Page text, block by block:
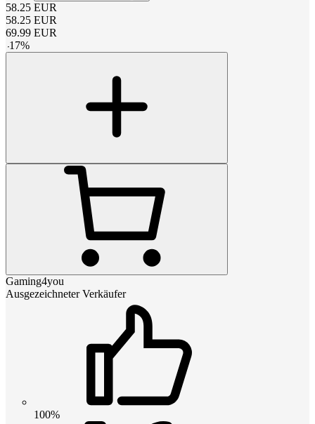
58.25 EUR
58.25 EUR
69.99 EUR
-17%
Gaming4you
Ausgezeichneter Verkäufer
100%